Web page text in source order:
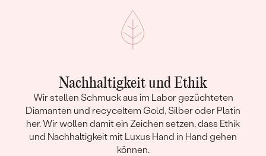
Nachhaltigkeit und Ethik
Wir stellen Schmuck aus im Labor gezüchteten
Diamanten und recyceltem Gold, Silber oder Platin
her. Wir wollen damit ein Zeichen setzen, dass Ethik
und Nachhaltigkeit mit Luxus Hand in Hand gehen
können.